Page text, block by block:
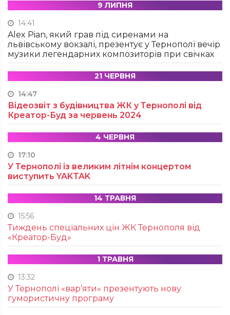
9 ЛИПНЯ
14:41
Alex Pian, який грав під сиренами на
львівському вокзалі, презентує у Тернополі вечір
музики легендарних композиторів при свічках
21 ЧЕРВНЯ
14:47
Відеозвіт з будівництва ЖК у Тернополі від
Креатор-Буд за червень 2024
4 ЧЕРВНЯ
17:10
У Тернополі із великим літнім концертом
виступить YAKTAK
14 ТРАВНЯ
15:56
Тиждень спеціальних цін ЖК Тернополя від
«Креатор-Буд»
1 ТРАВНЯ
13:32
У Тернополі «вар’яти» презентують нову
гумористичну програму